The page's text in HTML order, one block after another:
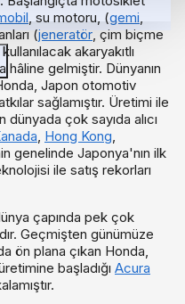
, su motoru, (gemi,
(jeneratör, çim biçme
akaryakıtlı
hâline gelmiştir. Dünyanın
Japon otomotiv
sağlamıştır. Üretimi ile
çok sayıda alıcı
, Hong Kong,
genelinde Japonya'nın ilk
ile satış rekorları
çapında pek çok
Geçmişten günümüze
ön plana çıkan Honda,
başladığı Acura